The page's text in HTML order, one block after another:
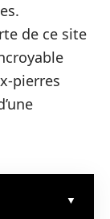
de ce site
pierres